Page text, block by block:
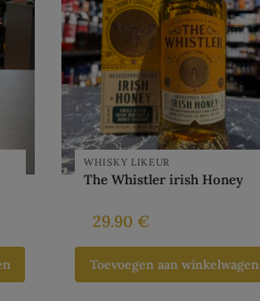
WHISKY LIKEUR
The Whistler irish Honey
29.90 €
Toevoegen aan winkelwagen